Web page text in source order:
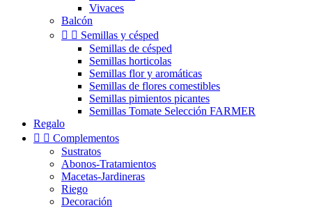
Vivaces
Balcón
  Semillas y césped
Semillas de césped
Semillas horticolas
Semillas flor y aromáticas
Semillas de flores comestibles
Semillas pimientos picantes
Semillas Tomate Selección FARMER
Regalo
  Complementos
Sustratos
Abonos-Tratamientos
Macetas-Jardineras
Riego
Decoración